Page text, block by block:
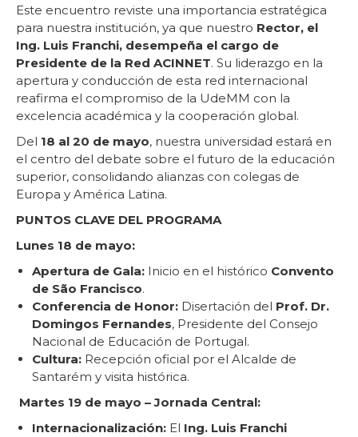
Este encuentro reviste una importancia estratégica
para nuestra institución, ya que nuestro Rector, el
Ing. Luis Franchi, desempeña el cargo de
Presidente de la Red ACINNET. Su liderazgo en la
apertura y conducción de esta red internacional
reafirma el compromiso de la UdeMM con la
excelencia académica y la cooperación global.
Del 18 al 20 de mayo, nuestra universidad estará en
el centro del debate sobre el futuro de la educación
superior, consolidando alianzas con colegas de
Europa y América Latina.
PUNTOS CLAVE DEL PROGRAMA
Lunes 18 de mayo:
Apertura de Gala: Inicio en el histórico Convento
de São Francisco.
Conferencia de Honor: Disertación del Prof. Dr.
Domingos Fernandes, Presidente del Consejo
Nacional de Educación de Portugal.
Cultura: Recepción oficial por el Alcalde de
Santarém y visita histórica.
Martes 19 de mayo – Jornada Central:
Internacionalización: El Ing. Luis Franchi